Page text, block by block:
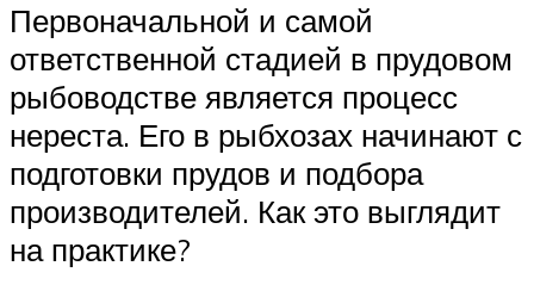
Первоначальной и самой
ответственной стадией в прудовом
рыбоводстве является процесс
нереста. Его в рыбхозах начинают с
подготовки прудов и подбора
производителей. Как это выглядит
на практике?